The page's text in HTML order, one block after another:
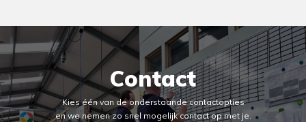
Contact
Kies één van de onderstaande contactopties
en we nemen zo snel mogelijk contact op met je.